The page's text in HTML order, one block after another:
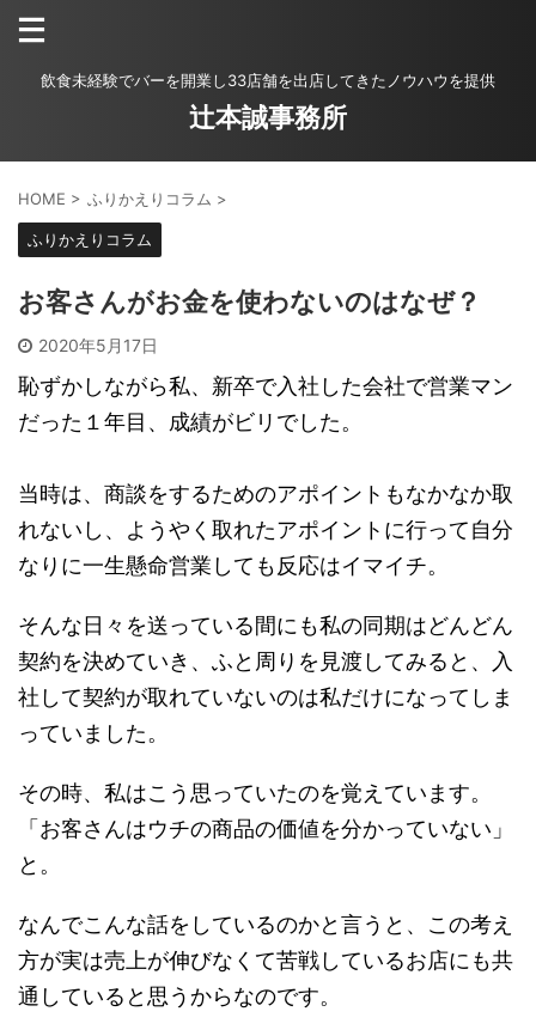
飲食未経験でバーを開業し33店舗を出店してきたノウハウを提供
辻本誠事務所
HOME > ふりかえりコラム >
ふりかえりコラム
お客さんがお金を使わないのはなぜ？
2020年5月17日
恥ずかしながら私、新卒で入社した会社で営業マン
だった１年目、成績がビリでした。
当時は、商談をするためのアポイントもなかなか取
れないし、ようやく取れたアポイントに行って自分
なりに一生懸命営業しても反応はイマイチ。
そんな日々を送っている間にも私の同期はどんどん
契約を決めていき、ふと周りを見渡してみると、入
社して契約が取れていないのは私だけになってしま
っていました。
その時、私はこう思っていたのを覚えています。
「お客さんはウチの商品の価値を分かっていない」
と。
なんでこんな話をしているのかと言うと、この考え
方が実は売上が伸びなくて苦戦しているお店にも共
通していると思うからなのです。